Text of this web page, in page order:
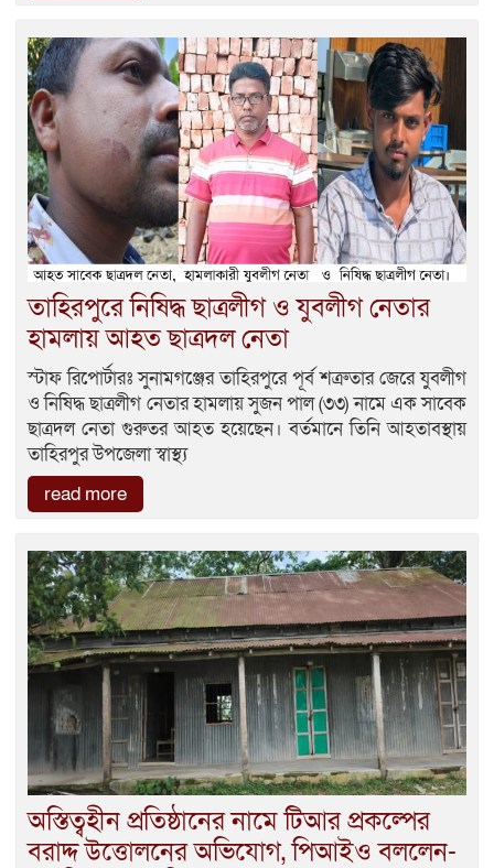
তাহিরপুরে নিষিদ্ধ ছাত্রলীগ ও যুবলীগ নেতার
হামলায় আহত ছাত্রদল নেতা
স্টাফ রিপোর্টারঃ সুনামগঞ্জের তাহিরপুরে পূর্ব শত্রুতার জেরে যুবলীগ
ও নিষিদ্ধ ছাত্রলীগ নেতার হামলায় সুজন পাল (৩৩) নামে এক সাবেক
ছাত্রদল নেতা গুরুতর আহত হয়েছেন। বর্তমানে তিনি আহতাবস্থায়
তাহিরপুর উপজেলা স্বাস্থ্য
read more
অস্তিত্বহীন প্রতিষ্ঠানের নামে টিআর প্রকল্পের
বরাদ্দ উত্তোলনের অভিযোগ, পিআইও বললেন-